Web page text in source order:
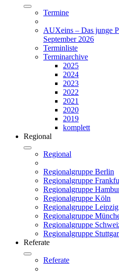
Termine
AUXeins – Das junge
September 2026
Terminliste
Terminarchive
2025
2024
2023
2022
2021
2020
2019
komplett
Regional
Regional
Regionalgruppe Berlin
Regionalgruppe
Regionalgruppe
Regionalgruppe Köln
Regionalgruppe Leipzig
Regionalgruppe
Regionalgruppe
Regionalgruppe
Referate
Referate